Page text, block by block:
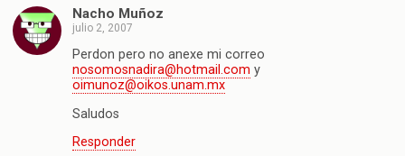
Nacho Muñoz
julio 2, 2007
Perdon pero no anexe mi correo
nosomosnadira@hotmail.com y
oimunoz@oikos.unam.mx
Saludos
Responder